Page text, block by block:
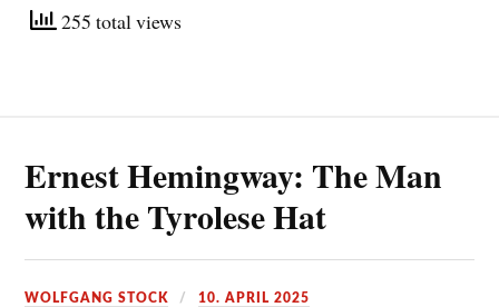
255 total views
Ernest Hemingway: The Man
with the Tyrolese Hat
WOLFGANG STOCK 10. APRIL 2025